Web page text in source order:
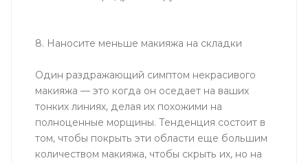
8. Наносите меньше макияжа на складки
Один раздражающий симптом некрасивого
макияжа — это когда он оседает на ваших
тонких линиях, делая их похожими на
полноценные морщины. Тенденция состоит в
том, чтобы покрыть эти области еще большим
количеством макияжа, чтобы скрыть их, но на